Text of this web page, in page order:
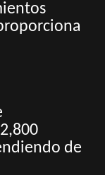
de